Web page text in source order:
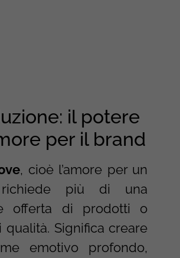
il potere
per il brand
, cioè l’amore per un
più di una
offerta di prodotti o
qualità. Significa creare
emotivo profondo,